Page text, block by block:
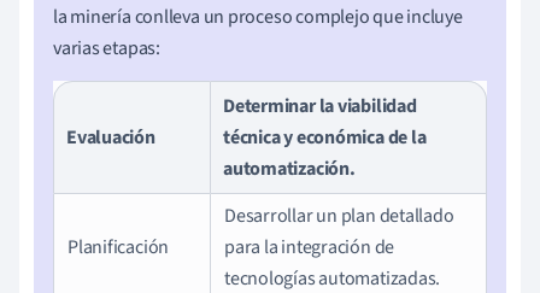
la minería conlleva un proceso complejo que incluye
varias etapas:
Evaluación
Determinar la viabilidad
técnica y económica de la
automatización.
Planificación
Desarrollar un plan detallado
para la integración de
tecnologías automatizadas.